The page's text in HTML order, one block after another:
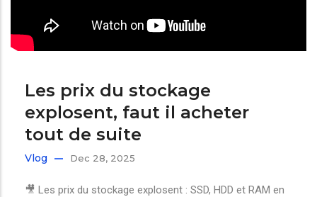
Les prix du stockage
explosent, faut il acheter
tout de suite
Vlog Dec 28, 2025
🎥 Les prix du stockage explosent : SSD, HDD et RAM en